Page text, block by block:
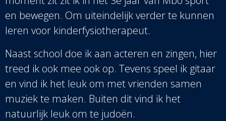
en bewegen. Om uiteindelijk verder te kunnen
leren voor kinderfysiotherapeut.
Naast school doe ik aan acteren en zingen, hier
treed ik ook mee ook op. Tevens speel ik gitaar
en vind ik het leuk om met vrienden samen
muziek te maken. Buiten dit vind ik het
natuurlijk leuk om te judoën.